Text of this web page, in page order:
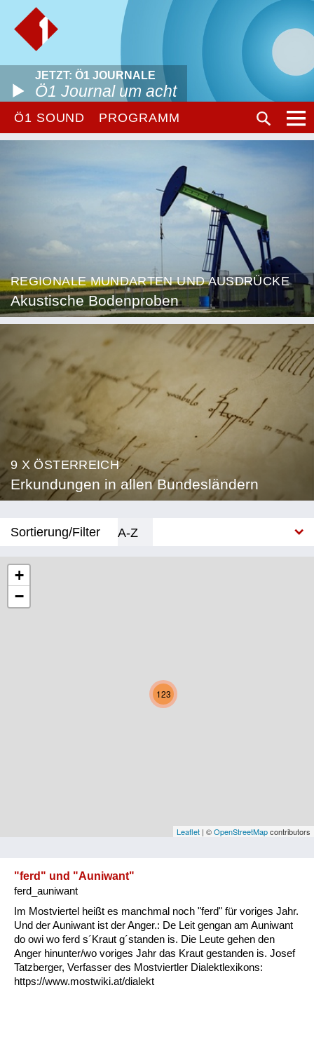
JETZT: Ö1 JOURNALE
Ö1 Journal um acht
Ö1 SOUND PROGRAMM
REGIONALE MUNDARTEN UND AUSDRÜCKE
Akustische Bodenproben
9 X ÖSTERREICH
Erkundungen in allen Bundesländern
Sortierung/Filter
A-Z
Niederösterreich
Oberösterreich
Vorarlberg
Natur und Landwirtschaft
Fluchen und Reden
Mensch, Tier und Alltag
123
+
−
Leaflet | ©OpenStreetMapcontributors
"ferd" und "Auniwant"
ferd_auniwant
Im Mostviertel heißt es manchmal noch "ferd" für voriges Jahr.
Und der Auniwant ist der Anger.: De Leit gengan am Auniwant
do owi wo ferd s´Kraut g´standen is. Die Leute gehen den
Anger hinunter/wo voriges Jahr das Kraut gestanden is. Josef
Tatzberger, Verfasser des Mostviertler Dialektlexikons:
https://www.mostwiki.at/dialekt